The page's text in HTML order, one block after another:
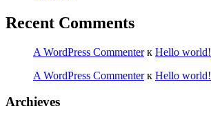
Recent Comments
A WordPress Commenterк Hello world!
A WordPress Commenterк Hello world!
Archieves